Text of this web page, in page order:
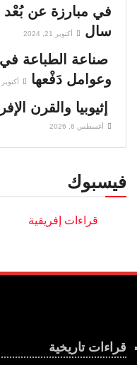
في مبارزة عن
سال
أكتوبر 21, 2024
صناعة الطباعة
وعوامل دَفْعها
أكتوبر 6, 2024
إثيوبيا والقرن
أغسطس 6, 2026
فيسبوك
قراءات تاريخية